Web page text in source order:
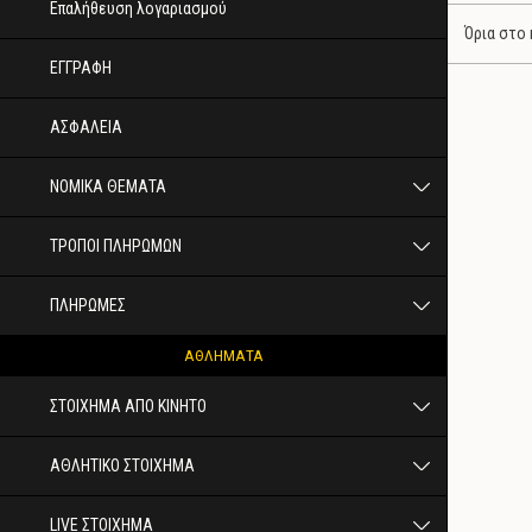
Επαλήθευση λογαριασμού
ΕΓΓΡΑΦΗ
ΑΣΦΑΛΕΙΑ
ΝΟΜΙΚΑ ΘΕΜΑΤΑ
ΤΡΟΠΟΙ ΠΛΗΡΩΜΩΝ
ΠΛΗΡΩΜΕΣ
ΑΘΛΗΜΑΤΑ
ΣΤΟΙΧΗΜΑ ΑΠΟ ΚΙΝΗΤΟ
ΑΘΛΗΤΙΚΟ ΣΤΟΙΧΗΜΑ
LIVE ΣΤΟΙΧΗΜΑ
Όρια στο